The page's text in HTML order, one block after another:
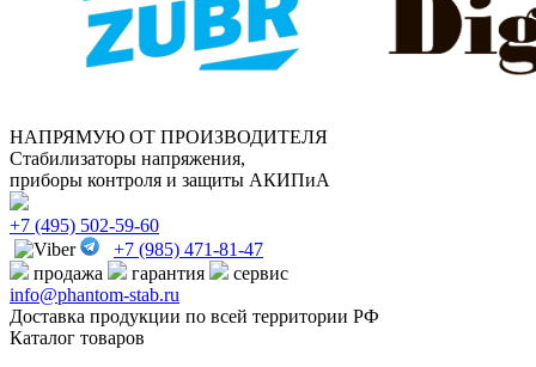
НАПРЯМУЮ ОТ ПРОИЗВОДИТЕЛЯ
Стабилизаторы напряжения,
приборы контроля и защиты АКИПиА
+7 (495) 502-59-60
+7 (985) 471-81-47
продажа
гарантия
сервис
info@phantom-stab.ru
Доставка продукции по всей территории РФ
Каталог товаров